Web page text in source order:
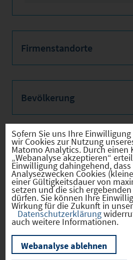
Firmenstandorte
Bevölkerung
Sozialvers. Beschäftigte
Verkehrsinfrastruktur
Kommunale Infrastruktur
Sofern Sie uns Ihre
wir Cookies zur Nutzung
Matomo Analytics. Durch
„Webanalyse akzeptieren“
Einwilligung dahingehend, dass
Analysezwecken Cookies
einer Gültigkeitsdauer von
setzen und die sich
dürfen. Sie können Ihre
Wirkung für die Zukunft in
Datenschutzerklärung
auch weitere Informationen.
Webanalyse ablehnen